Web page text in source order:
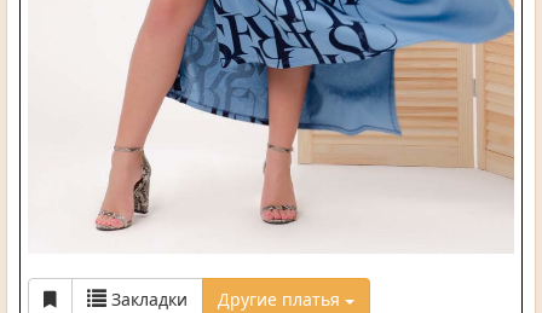
Закладки Другие платья